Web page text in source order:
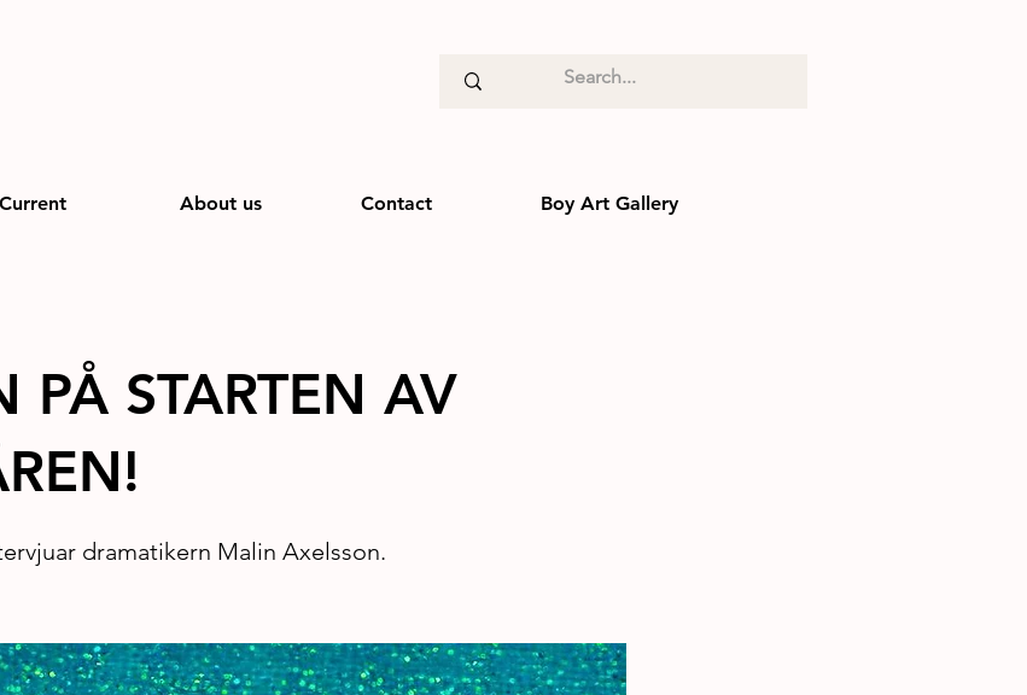
Current About us Contact Boy Art Gallery
PÅ STARTEN AV
dramatikern Malin Axelsson.